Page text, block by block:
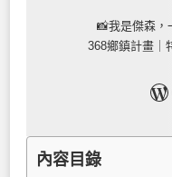
📸我是傑森，
368鄉鎮計畫｜
關於我
內容目錄